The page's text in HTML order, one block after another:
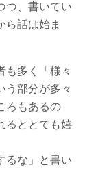
つ、書いてい
ら話は始ま
も多く「様々
う部分が多々
ろもあるの
るととても嬉
るな」と書い